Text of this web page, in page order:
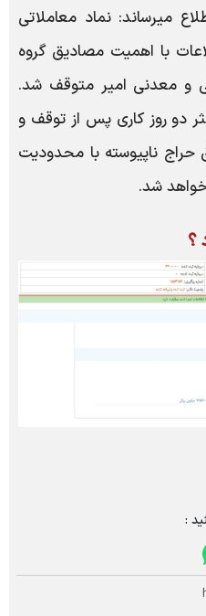
میرساند: نماد معاملاتی
اطلاعات با اهمیت مصادیق گروه
و معدنی امیر متوقف شد.
دو روز کاری پس از توقف و
حراج ناپیوسته با محدودیت
شد.
؟
: